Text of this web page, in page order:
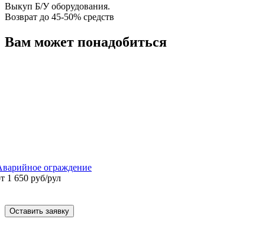
Выкуп Б/У оборудования.
Возврат до 45-50% средств
Вам может понадобиться
ограждение
1 650 руб/рул
Оставить заявку